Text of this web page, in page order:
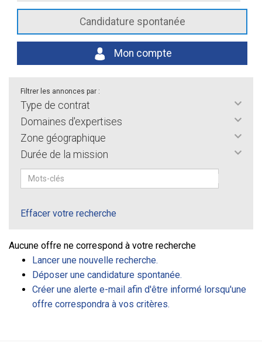
Candidature spontanée
Mon compte
Filtrer les annonces par :
Type de contrat
Domaines d'expertises
Zone géographique
Durée de la mission
Effacer votre recherche
Aucune offre ne correspond à votre recherche
Lancer une nouvelle recherche.
Déposer une candidature spontanée.
Créer une alerte e-mail afin d'être informé lorsqu'une
offre correspondra à vos critères.